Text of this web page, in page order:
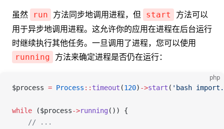
虽然 run 方法同步地调用进程，但 start
方法可以
用于异步地调用进程。这允许你的应用在进程在后台运行
时继续执行其他任务。一旦调用了进程，您可以使用
running 方法来确定进程是否仍在运行：
php
$process = Process :: timeout (120) ->start ( 'bash
while ($process->running ()) {
    // ...